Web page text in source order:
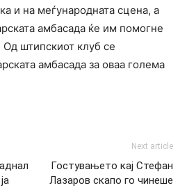
и на меѓународната сцена, а
амбасада ќе им помогне
Од штипскиот клуб се
амбасада за оваа голема
Next article
Гостувањето кај Стефан
Лазаров скапо го чинеше